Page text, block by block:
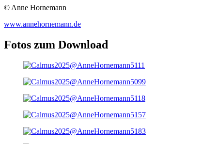
© Anne Hornemann
www.annehornemann.de
Fotos zum Download